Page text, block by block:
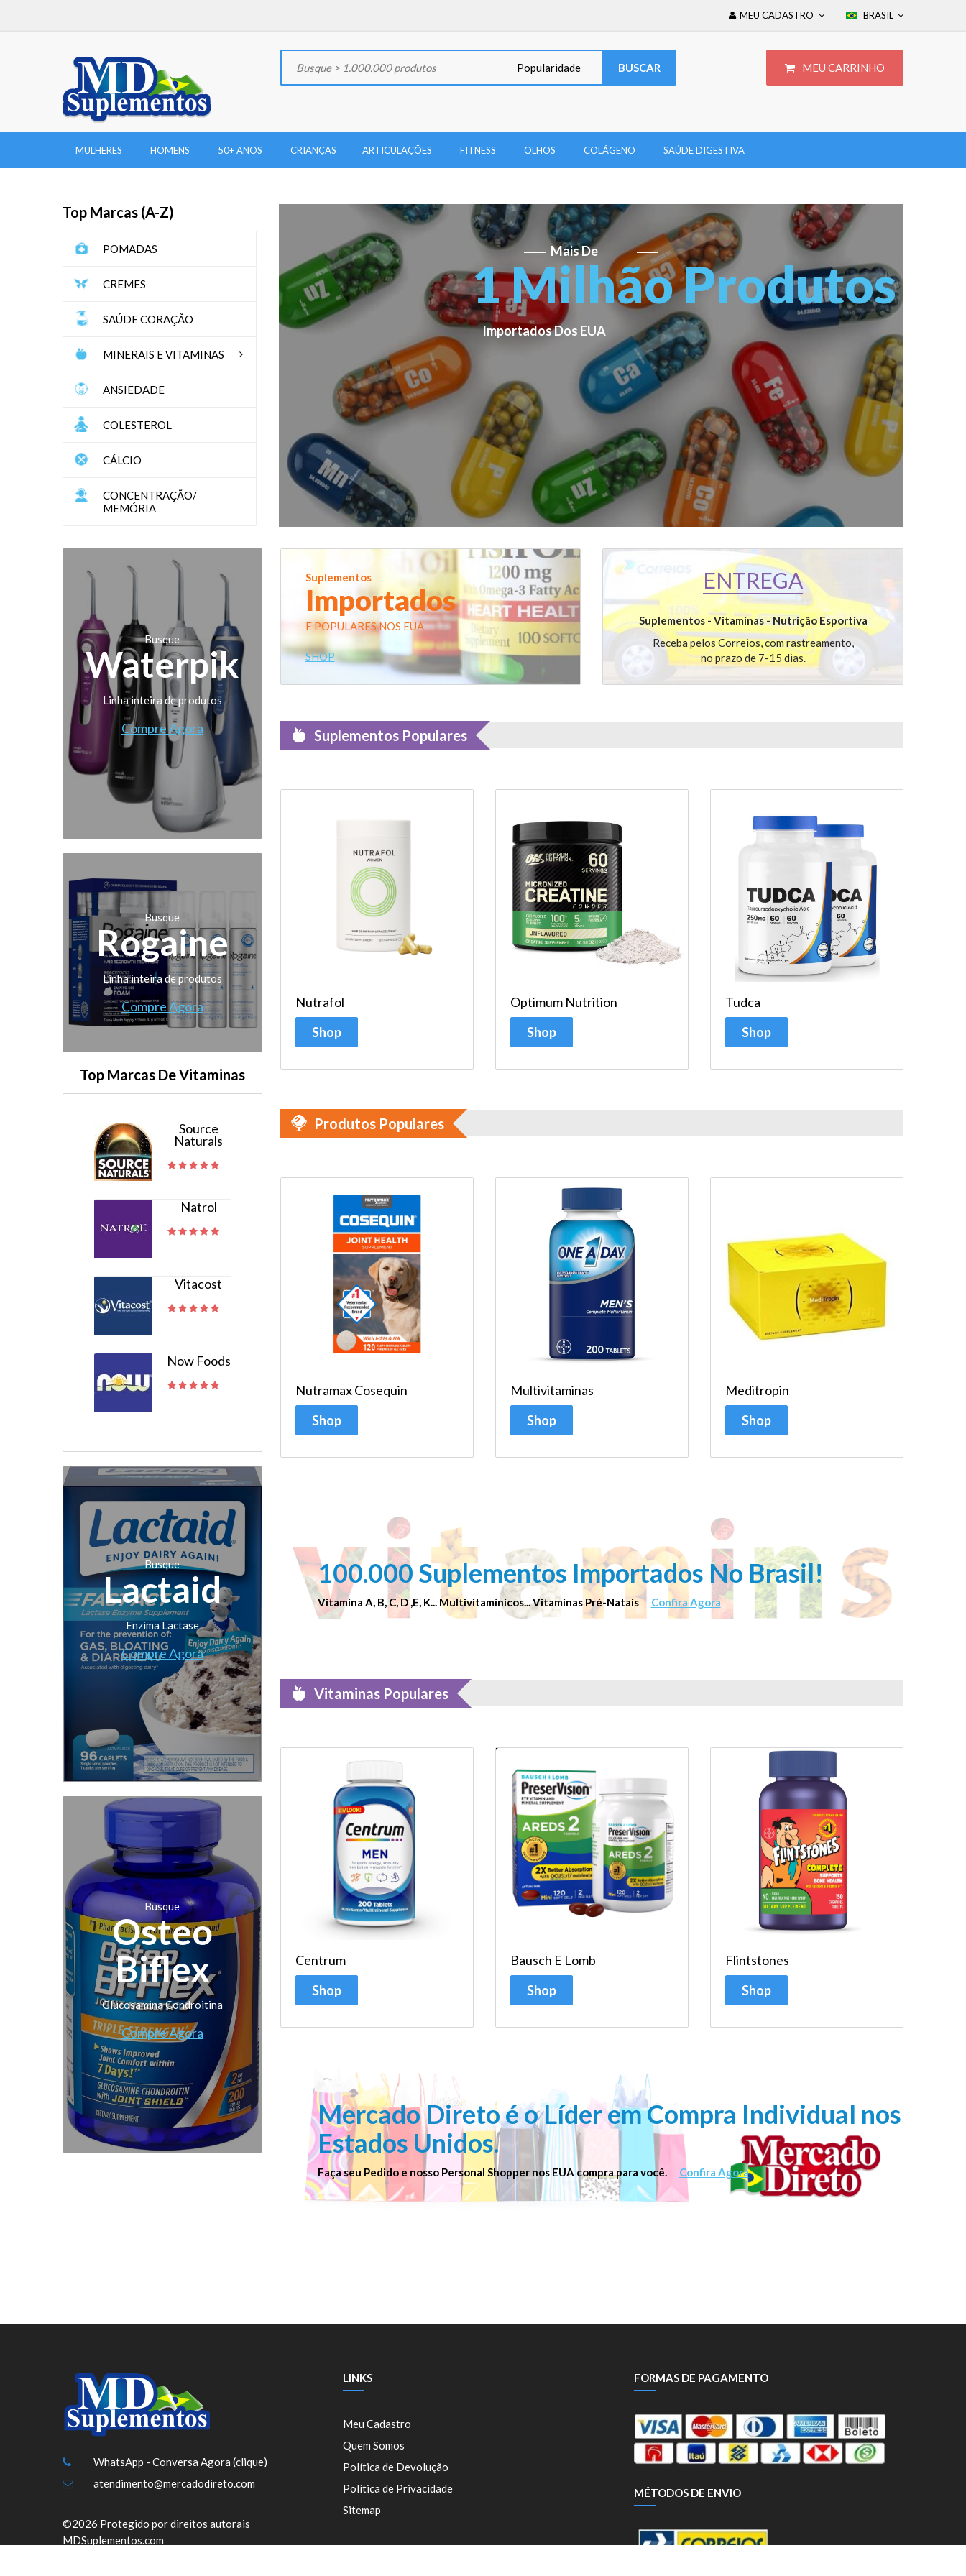
BRASIL
MEU CADASTRO
MEU CARRINHO
Popularidade
MULHERES HOMENS 50+ ANOS CRIANÇAS ARTICULAÇÕES FITNESS OLHOS COLÁGENO SAÚDE DIGESTIVA
Top Marcas (A-Z)
POMADAS
CREMES
SAÚDE CORAÇÃO
MINERAIS E VITAMINAS
ANSIEDADE
COLESTEROL
CÁLCIO
CONCENTRAÇÃO/
MEMÓRIA
Mais De
1 Milhão Produtos
Confira Agora !
Importados Dos EUA
Busque
Waterpik
Linha inteira de produtos
Compre Agora
Busque
Rogaine
Linha inteira de produtos
Compre Agora
Top Marcas De Vitaminas
Source
Naturals
Natrol
Vitacost
Now Foods
Busque
Lactaid
Enzima Lactase
Compre Agora
Busque
Osteo
Biflex
Glucosamina Condroitina
Compre Agora
Suplementos
Importados
E POPULARES NOS EUA
SHOP
ENTREGA
Suplementos - Vitaminas - Nutrição Esportiva
Receba pelos Correios, com rastreamento,
no prazo de 7-15 dias.
Suplementos Populares
Nutrafol
Shop
Optimum Nutrition
Shop
Tudca
Shop
Produtos Populares
Nutramax Cosequin
Shop
Multivitaminas
Shop
Meditropin
Shop
100.000 Suplementos Importados No Brasil!
Vitamina A, B, C, D ,E, K... Multivitamínicos... Vitaminas Pré-Natais Confira Agora
Vitaminas Populares
Centrum
Shop
Bausch E Lomb
Shop
Flintstones
Shop
Mercado Diretoé oLíderemCompra Individual nos
Estados Unidos.
Faça seu Pedido e nosso Personal Shopper nos EUA compra para você. Confira Agora
WhatsApp - Conversa Agora (clique)
atendimento@mercadodireto.com
©2026 Protegido por direitos autorais
MDSuplementos.com
LINKS
Meu Cadastro
Quem Somos
Política de Devolução
Política de Privacidade
Sitemap
FORMAS DE PAGAMENTO
MÉTODOS DE ENVIO